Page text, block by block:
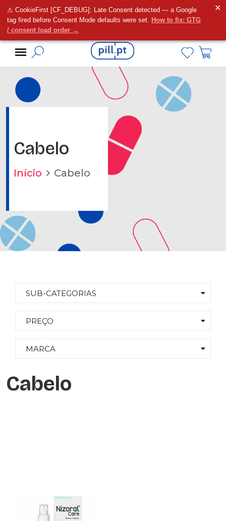
⚠ CookieFirst [CF_DEBUG]: Late Consent detected — a Google
tag fired before Consent Mode defaults were set. How to fix: GTG
/ consent load order →
✕
Alguma dúvida?
Cabelo
Início Cabelo
SUB-CATEGORIAS
PREÇO
MARCA
Cabelo